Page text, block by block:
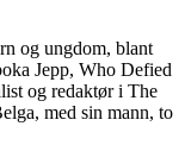
og ungdom, blant
Jepp, Who Defied
og redaktør i The
med sin mann, to